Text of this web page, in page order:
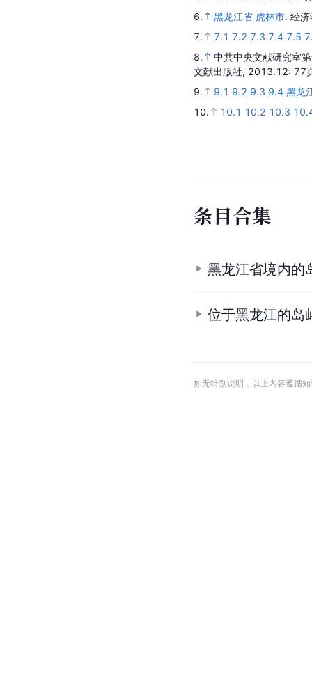
6.
黑龙江省 虎林市. 经
7.
7.1 7.2 7.3 7.4 7.5
8.
中共中央文献研究室
文献出版社, 2013.12: 77
9.
9.1 9.2 9.3 9.4 黑龙
10.
10.1 10.2 10.3
条目合集
黑龙江省境内的
位于黑龙江的岛
如无特别说明，以上内容遵循